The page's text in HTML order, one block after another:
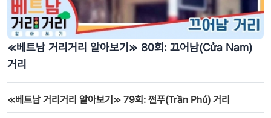
≪베트남 거리거리 알아보기≫ 80회: 끄어남(Cửa Nam)
거리
≪베트남 거리거리 알아보기≫ 79회: 쩐푸(Trần Phú) 거리